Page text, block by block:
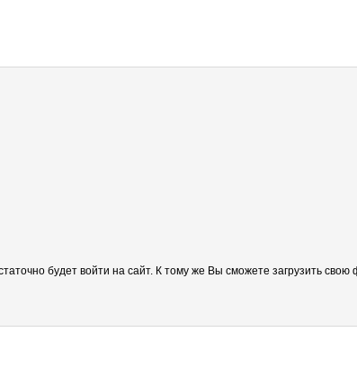
будет войти на сайт. К тому же Вы сможете загрузить